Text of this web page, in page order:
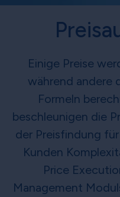
Einige Preise
während andere
Formeln
beschleunigen die
der Preisfindung
Kunden
Price
Management